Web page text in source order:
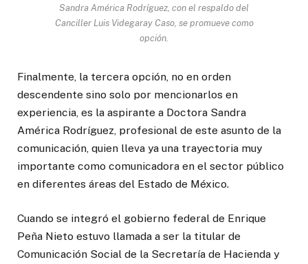
Sandra América Rodríguez, con el respaldo del
Canciller Luis Videgaray Caso, se promueve como
opción.
Finalmente, la tercera opción, no en orden
descendente sino solo por mencionarlos en
experiencia, es la aspirante a Doctora Sandra
América Rodríguez, profesional de este asunto de la
comunicación, quien lleva ya una trayectoria muy
importante como comunicadora en el sector público
en diferentes áreas del Estado de México.
Cuando se integró el gobierno federal de Enrique
Peña Nieto estuvo llamada a ser la titular de
Comunicación Social de la Secretaría de Hacienda y